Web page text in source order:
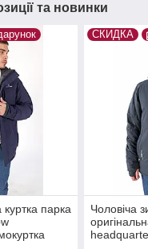
та новинки
парка
СКИДКА
Чоловіча